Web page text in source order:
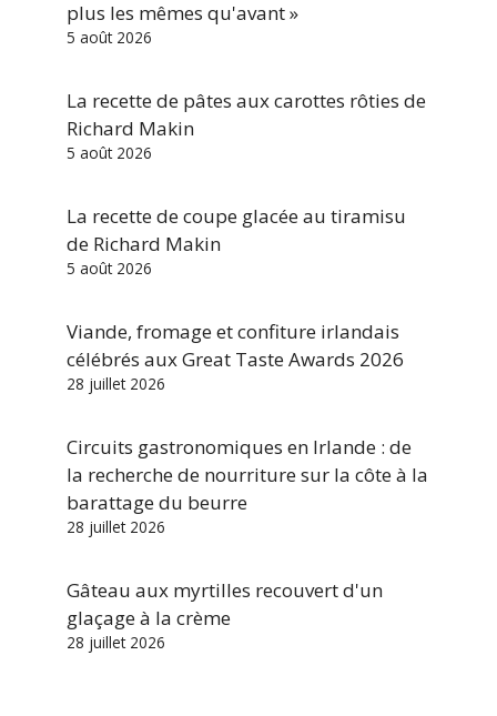
plus les mêmes qu'avant »
5 août 2026
La recette de pâtes aux carottes rôties de
Richard Makin
5 août 2026
La recette de coupe glacée au tiramisu
de Richard Makin
5 août 2026
Viande, fromage et confiture irlandais
célébrés aux Great Taste Awards 2026
28 juillet 2026
Circuits gastronomiques en Irlande : de
la recherche de nourriture sur la côte à la
barattage du beurre
28 juillet 2026
Gâteau aux myrtilles recouvert d'un
glaçage à la crème
28 juillet 2026